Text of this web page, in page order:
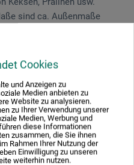
Cookies
und Anzeigen zu
Medien anbieten zu
Website zu analysieren.
zu Ihrer Verwendung unserer
Medien, Werbung und
diese Informationen
zusammen, die Sie ihnen
Rahmen Ihrer Nutzung der
Einwilligung zu unseren
weiterhin nutzen.
sind ca. Außenmaße
(0)
zu diesem Produkt